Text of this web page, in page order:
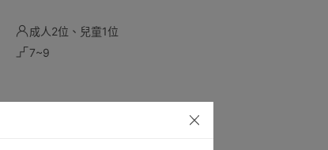
成人2位、兒童1位
7~9